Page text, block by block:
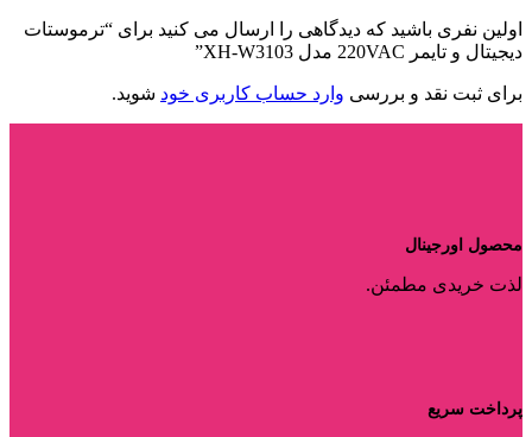
اولین نفری باشید که دیدگاهی را ارسال می کنید برای “ترموستات
دیجیتال و تایمر 220VAC مدل XH-W3103”
برای ثبت نقد و بررسی وارد حساب کاربری خود شوید.
محصول اورجینال
لذت خریدی مطمئن.
پرداخت سریع